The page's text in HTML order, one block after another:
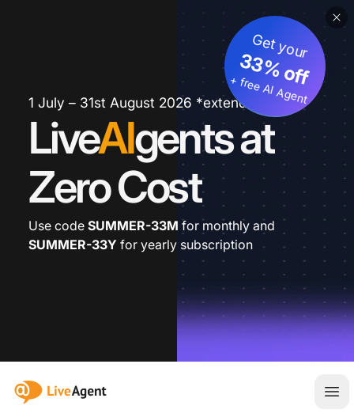
1 July – 31st August 2026 *extended
LiveAIgents at
Zero Cost
Get your
33% off
+ free AI Agent
Use code SUMMER-33M for monthly and
SUMMER-33Y for yearly subscription
:site.title